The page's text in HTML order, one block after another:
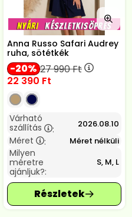
Anna Russo Safari Audrey
ruha, sötétkék
20 27 990Ft
22 390 Ft
Várható
szállítás
: 2026.08.10
Méret : Méret nélküli
Milyen
méretre
ajánljuk?:
S, M, L